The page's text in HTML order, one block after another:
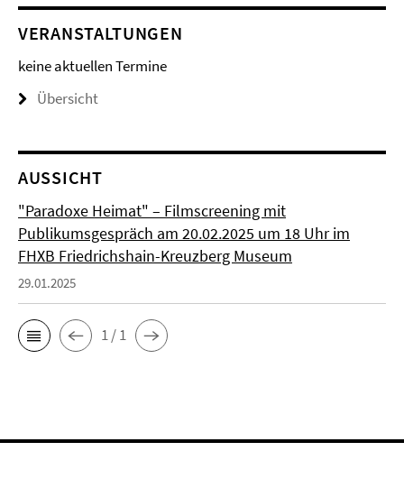
VERANSTALTUNGEN
keine aktuellen Termine
Übersicht
AUSSICHT
"Paradoxe Heimat" – Filmscreening mit
Publikumsgespräch am 20.02.2025 um 18 Uhr im
FHXB Friedrichshain-Kreuzberg Museum
29.01.2025
1 / 1